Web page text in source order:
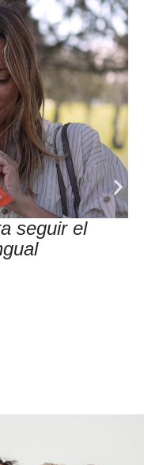
seguir el